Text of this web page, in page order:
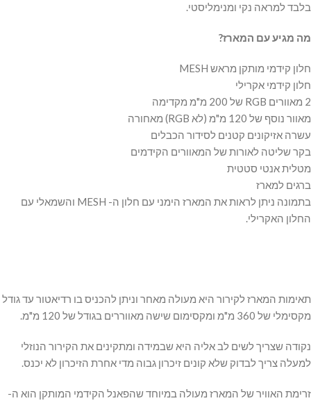
בלבד למראה נקי ומנימליסטי.
מה מגיע עם המארז?
חלון קידמי מותקן מראש MESH
חלון קידמי אקרילי
2 מאוורים RGB של 200 מ"מ מקדימה
מאוור נוסף של 120 מ"מ (לא RGB) מאחורה
עשרה אזיקונים קטנים לסידור הכבלים
בקר שליטה לאורות של המאוורים הקידמים
מטלית אנטי סטטית
ברגים למארז
בתמונה ניתן לראות את המארז הימני עם חלון ה- MESH והשמאלי עם
החלון האקרילי.
תאימות המארז לקירור היא מעולה מאחר וניתן להכניס בו רדיאטור עד גודל
מקסימלי של 360 מ"מ ומקסימום שישה מאווררים בגודל של 120 מ"מ.
נקודה שצריך לשים לב אליה היא שבמידה ומתקינים את הקירור הנוזלי
למעלה צריך לבדוק שלא קונים זיכרון גבוה מדי אחרת הזיכרון לא יכנס.
זרימת האוויר של המארז מעולה במיוחד שהפאנל הקידמי המותקן הוא ה-